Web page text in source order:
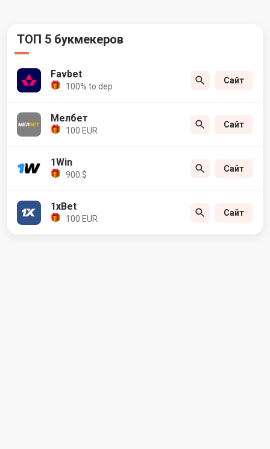
ТОП 5 букмекеров
Favbet
100% to dep
Сайт
Мелбет
100 EUR
Сайт
1Win
900 $
Сайт
1xBet
100 EUR
Сайт